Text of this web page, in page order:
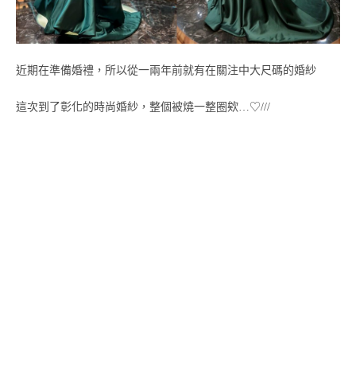
近期在準備婚禮，所以從一兩年前就有在關注中大尺碼的婚紗
這次到了彰化的時尚婚紗，整個被燒一整圈欸…♡///